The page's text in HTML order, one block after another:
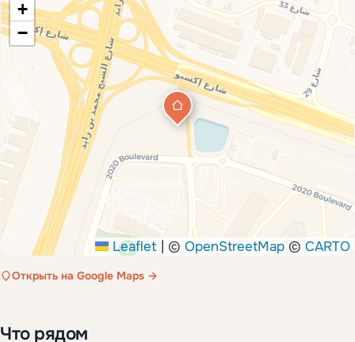
+
−
Leaflet | © OpenStreetMap © CARTO
Открыть на Google Maps →
Что рядом